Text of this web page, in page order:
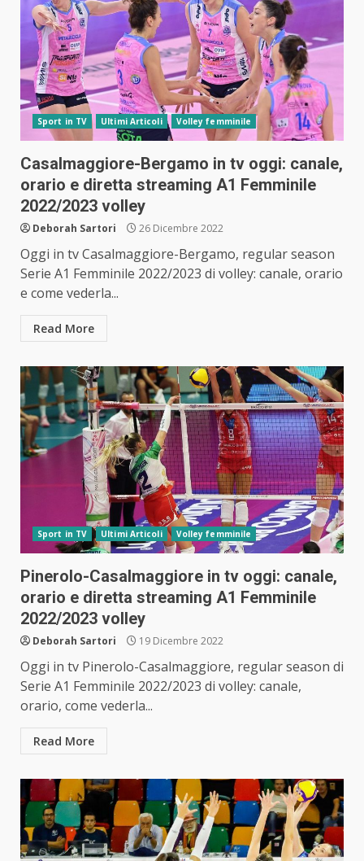
Sport in TV Ultimi Articoli Volley femminile
Casalmaggiore-Bergamo in tv oggi: canale,
orario e diretta streaming A1 Femminile
2022/2023 volley
Deborah Sartori 26 Dicembre 2022
Oggi in tv Casalmaggiore-Bergamo, regular season
Serie A1 Femminile 2022/2023 di volley: canale, orario
e come vederla...
Read More
Sport in TV Ultimi Articoli Volley femminile
Pinerolo-Casalmaggiore in tv oggi: canale,
orario e diretta streaming A1 Femminile
2022/2023 volley
Deborah Sartori 19 Dicembre 2022
Oggi in tv Pinerolo-Casalmaggiore, regular season di
Serie A1 Femminile 2022/2023 di volley: canale,
orario, come vederla...
Read More